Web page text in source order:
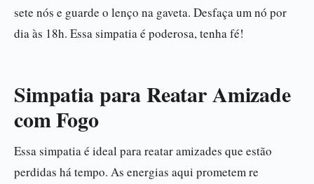
sete nós e guarde o lenço na gaveta. Desfaça um nó por
dia às 18h. Essa simpatia é poderosa, tenha fé!
Simpatia para Reatar Amizade
com Fogo
Essa simpatia é ideal para reatar amizades que estão
perdidas há tempo. As energias aqui prometem re